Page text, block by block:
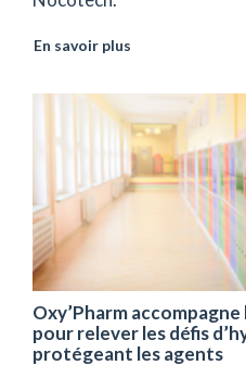
En savoir plus
Oxy’Pharm
pour relever les défis
protégeant les agents